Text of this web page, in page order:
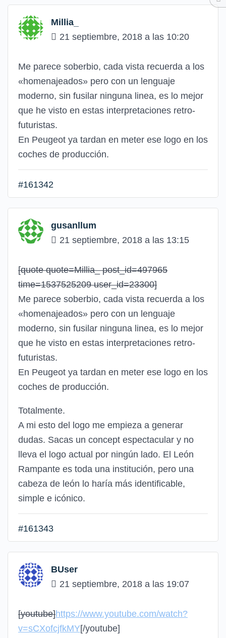
Millia_
21 septiembre, 2018 a las 10:20
Me parece soberbio, cada vista recuerda a los
«homenajeados» pero con un lenguaje
moderno, sin fusilar ninguna linea, es lo mejor
que he visto en estas interpretaciones retro-
futuristas.
En Peugeot ya tardan en meter ese logo en los
coches de producción.
#161342
gusanllum
21 septiembre, 2018 a las 13:15
[quote quote=Millia_ post_id=497965
time=1537525209 user_id=23300]
Me parece soberbio, cada vista recuerda a los
«homenajeados» pero con un lenguaje
moderno, sin fusilar ninguna linea, es lo mejor
que he visto en estas interpretaciones retro-
futuristas.
En Peugeot ya tardan en meter ese logo en los
coches de producción.
Totalmente.
A mi esto del logo me empieza a generar
dudas. Sacas un concept espectacular y no
lleva el logo actual por ningún lado. El León
Rampante es toda una institución, pero una
cabeza de león lo haría más identificable,
simple e icónico.
#161343
BUser
21 septiembre, 2018 a las 19:07
[youtube]https://www.youtube.com/watch?
v=sCXofcjfkMY[/youtube]